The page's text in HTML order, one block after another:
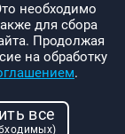
необходимо
для сбора
Продолжая
на обработку
.
все